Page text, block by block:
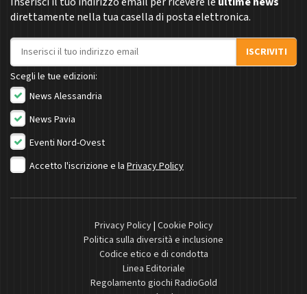
direttamente nella tua casella di posta elettronica.
Indirizzo email
ISCRIVITI
Scegli le tue edizioni:
News Alessandria
News Pavia
Eventi Nord-Ovest
Accetto l'iscrizione e la Privacy Policy
Privacy Policy| Cookie Policy
Politica sulla diversità e inclusione
Codice etico e di condotta
Linea Editoriale
Regolamento giochi RadioGold